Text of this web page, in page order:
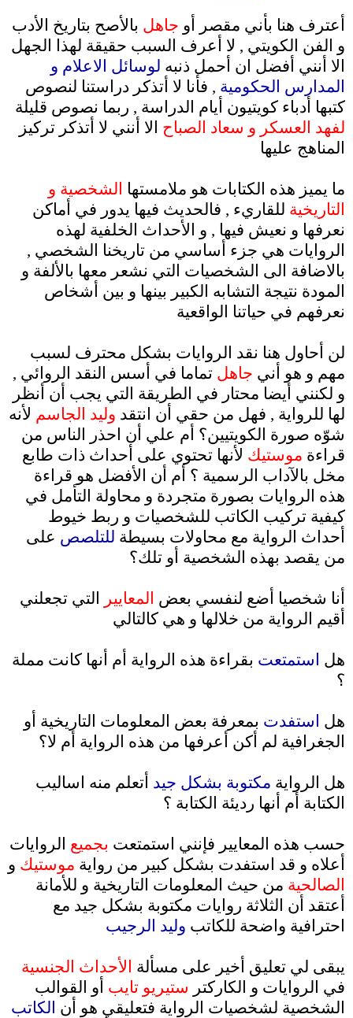
أعترف هنا بأني مقصر أو جاهل بالأصح بتاريخ الأدب
و الفن الكويتي , لا أعرف السبب حقيقة لهذا الجهل
الا أنني أفضل ان أحمل ذنبه لوسائل الاعلام و
المدارس الحكومية , فأنا لا أتذكر دراستنا لنصوص
كتبها أدباء كويتيون أيام الدراسة , ربما نصوص قليلة
لفهد العسكر و سعاد الصباح الا أنني لا أتذكر تركيز
المناهج عليها
ما يميز هذه الكتابات هو ملامستها
الشخصية و
التاريخية للقاريء , فالحديث فيها يدور في أماكن
نعرفها و نعيش فيها , و الأحداث الخلفية لهذه
الروايات هي جزء أساسي من تاريخنا الشخصي ,
بالاضافة الى الشخصيات التي نشعر معها بالألفة و
المودة نتيجة التشابه الكبير بينها و بين أشخاص
نعرفهم في حياتنا الواقعية
لن أحاول هنا نقد الروايات بشكل محترف لسبب
مهم و هو أني جاهل تماما في أسس النقد الروائي ,
و لكنني أيضا محتار في الطريقة التي يجب أن أنظر
لها للرواية , فهل من حقي أن انتقد وليد الجاسم لأنه
شوّه صورة الكويتيين؟ أم علي أن احذر الناس من
قراءة موستيك لأنها تحتوي على أحداث ذات طابع
مخل بالآداب الرسمية ؟ أم أن الأفضل هو قراءة
هذه الروايات بصورة متجردة و محاولة التأمل في
كيفية تركيب الكاتب للشخصيات و ربط خيوط
أحداث الرواية مع محاولات بسيطة للتلصص على
من يقصد بهذه الشخصية أو تلك؟
أنا شخصيا أضع لنفسي بعض المعايير
التي تجعلني
أقيم الرواية من خلالها و هي كالتالي
هل
استمتعت بقراءة هذه الرواية أم أنها كانت مملة
؟
هل استفدت بمعرفة بعض المعلومات التاريخية أو
الجغرافية لم أكن أعرفها من هذه الرواية أم لا؟
هل الرواية مكتوبة بشكل جيد أتعلم منه اساليب
الكتابة أم أنها رديئة الكتابة ؟
حسب هذه المعايير فإنني استمتعت بجميع الروايات
أعلاه و قد استفدت بشكل كبير من رواية موستيك و
الصالحية من حيث المعلومات التاريخية و للأمانة
أعتقد أن الثلاثة روايات مكتوبة بشكل جيد مع
احترافية واضحة للكاتب وليد الرجيب
يبقى لي تعليق أخير على مسألة
الأحداث الجنسية
في الروايات و الكاركتر ستيريو تايب أو القوالب
الشخصية لشخصيات الرواية فتعليقي هو أن الكاتب